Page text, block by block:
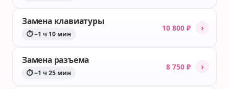
Замена клавиатуры
⏱ ~1 ч 10 мин
10 800 ₽ ›
Замена разъема
⏱ ~1 ч 25 мин
8 750 ₽ ›